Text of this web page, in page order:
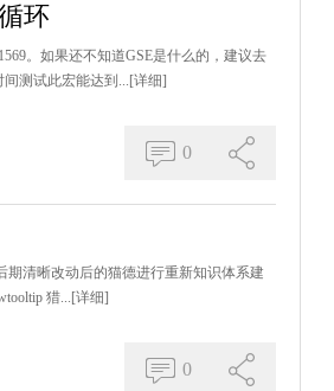
环
。如果还不知道GSE是什么的，建议去
测试此宏能达到... [详细]
0
清晰改动后的猫德进行重新知识体系建
猎... [详细]
0